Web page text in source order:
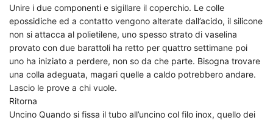
Unire i due componenti e sigillare il coperchio. Le colle
epossidiche ed a contatto vengono alterate dall’acido, il silicone
non si attacca al polietilene, uno spesso strato di vaselina
provato con due barattoli ha retto per quattro settimane poi
uno ha iniziato a perdere, non so da che parte. Bisogna trovare
una colla adeguata, magari quelle a caldo potrebbero andare.
Lascio le prove a chi vuole.
Ritorna
Uncino Quando si fissa il tubo all’uncino col filo inox, quello dei